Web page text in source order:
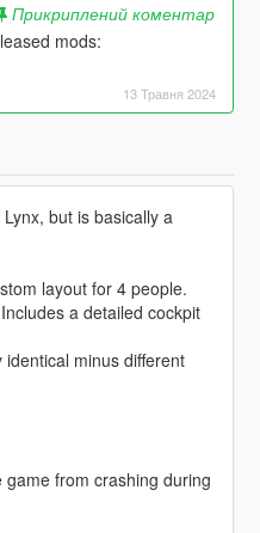
Прикриплений коментар
mods:
13 Травня 2024
but is basically a
layout for 4 people.
a detailed cockpit
minus different
from crashing during